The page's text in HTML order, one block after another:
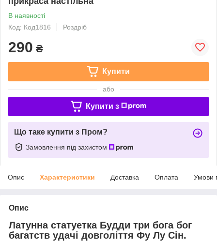
В наявності
Код: Код1816
Роздріб
290 ₴
Купити
або
Купити з
Що таке купити з Пром?
Замовлення під захистом
Опис Характеристики Доставка Оплата Умови
Опис
Латунна статуетка Будди три бога бог
багатств удачі довголіття Фу Лу Сін.